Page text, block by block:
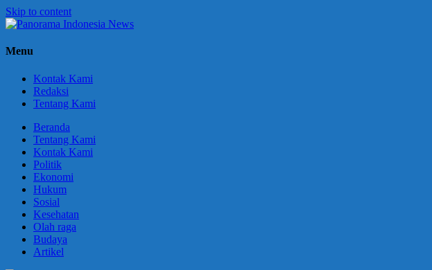
Skip to content
Panorama
Berani
Menu
Kontak Kami
Redaksi
Tentang Kami
Beranda
Tentang Kami
Kontak Kami
Politik
Ekonomi
Hukum
Sosial
Kesehatan
Olah raga
Budaya
Artikel